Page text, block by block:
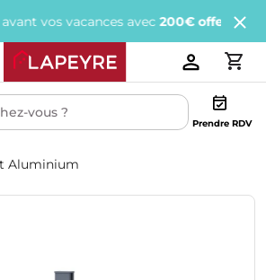
vacances avec200€ offertstous les 1
Prendre RDV
Aluminium